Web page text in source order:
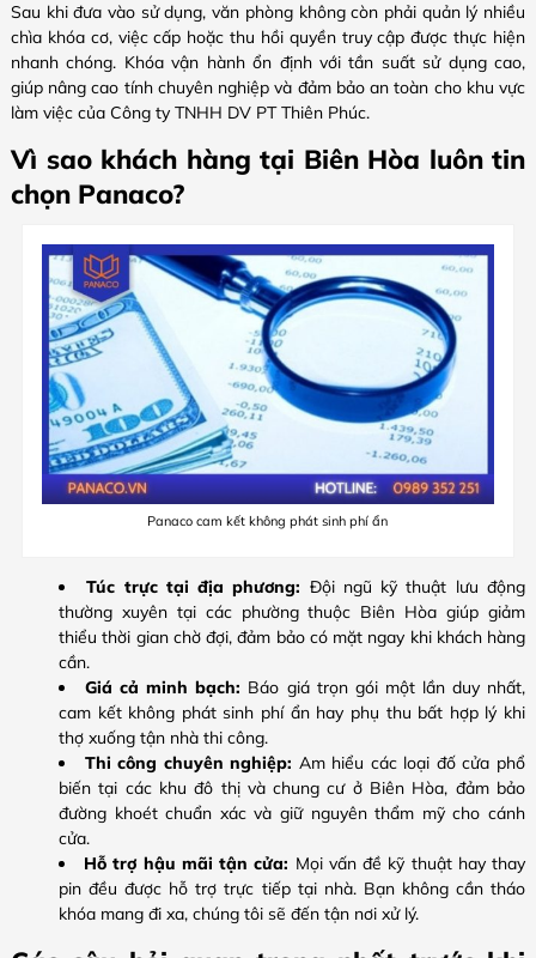
Sau khi đưa vào sử dụng, văn phòng không còn phải quản lý nhiều
chìa khóa cơ, việc cấp hoặc thu hồi quyền truy cập được thực hiện
nhanh chóng. Khóa vận hành ổn định với tần suất sử dụng cao,
giúp nâng cao tính chuyên nghiệp và đảm bảo an toàn cho khu vực
làm việc của Công ty TNHH DV PT Thiên Phúc.
Vì sao khách hàng tại Biên Hòa luôn tin
chọn Panaco?
Panaco cam kết không phát sinh phí ẩn
Túc trực tại địa phương: Đội ngũ kỹ thuật lưu động
thường xuyên tại các phường thuộc Biên Hòa giúp giảm
thiểu thời gian chờ đợi, đảm bảo có mặt ngay khi khách hàng
cần.
Giá cả minh bạch: Báo giá trọn gói một lần duy nhất,
cam kết không phát sinh phí ẩn hay phụ thu bất hợp lý khi
thợ xuống tận nhà thi công.
Thi công chuyên nghiệp: Am hiểu các loại đố cửa phổ
biến tại các khu đô thị và chung cư ở Biên Hòa, đảm bảo
đường khoét chuẩn xác và giữ nguyên thẩm mỹ cho cánh
cửa.
Hỗ trợ hậu mãi tận cửa: Mọi vấn đề kỹ thuật hay thay
pin đều được hỗ trợ trực tiếp tại nhà. Bạn không cần tháo
khóa mang đi xa, chúng tôi sẽ đến tận nơi xử lý.